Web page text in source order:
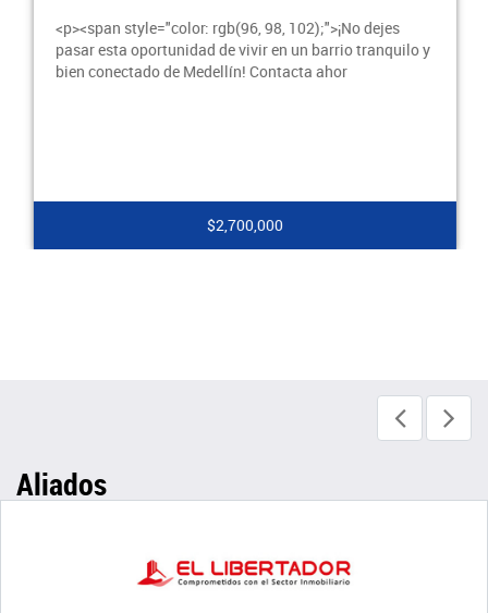
<p><span style="color: rgb(96, 98, 102);">¡No dejes
pasar esta oportunidad de vivir en un barrio tranquilo y
bien conectado de Medellín! Contacta ahor
$2,700,000
Aliados